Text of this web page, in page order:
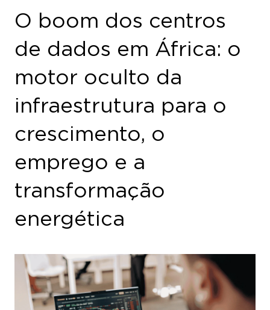
O boom dos centros
de dados em África: o
motor oculto da
infraestrutura para o
crescimento, o
emprego e a
transformação
energética